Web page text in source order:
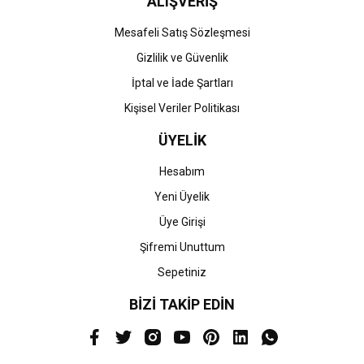
Mesafeli Satış Sözleşmesi
Gizlilik ve Güvenlik
İptal ve İade Şartları
Kişisel Veriler Politikası
ÜYELİK
Hesabım
Yeni Üyelik
Üye Girişi
Şifremi Unuttum
Sepetiniz
BİZİ TAKİP EDİN